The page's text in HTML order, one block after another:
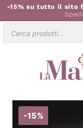
-15% su tutto il sito
-15%